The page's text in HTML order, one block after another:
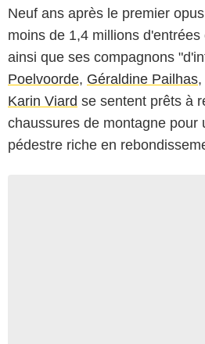
Neuf ans après le premier
moins de 1,4 millions
ainsi que ses compagnons
Poelvoorde, Géraldine Pailhas,
Karin Viard se sentent prêts à
chaussures de montagne pour
pédestre riche en